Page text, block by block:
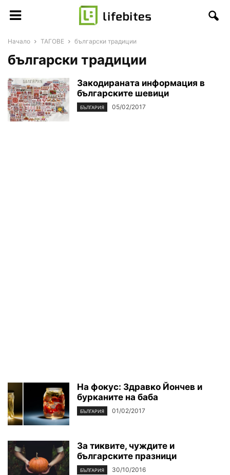
Начало ТАГОВЕ български традиции
български традиции
Закодираната информация в
българските шевици
БЪЛГАРИЯ 05/02/2017
На фокус: Здравко Йончев и
бурканите на баба
БЪЛГАРИЯ 01/02/2017
За тиквите, чуждите и
българските празници
БЪЛГАРИЯ 30/10/2016